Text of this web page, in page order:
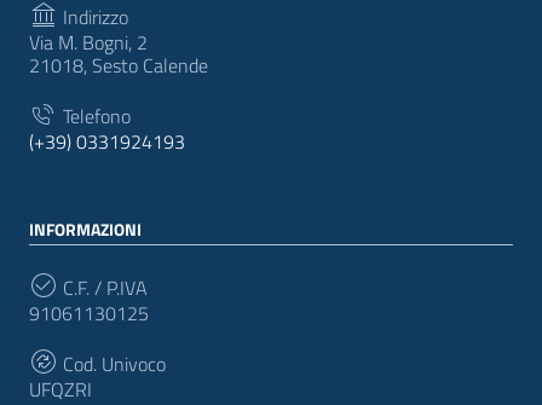
Indirizzo
Via M. Bogni, 2
21018, Sesto Calende
Telefono
(+39) 0331924193
INFORMAZIONI
C.F. / P.IVA
91061130125
Cod. Univoco
UFQZRI